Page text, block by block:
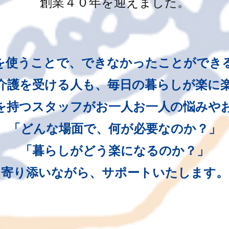
使うことで、できなかったことができ
護を受ける人も、毎日の暮らしが楽に
持つスタッフがお一人お一人の悩みや
「どんな場面で、何が必要なのか？」
「暮らしがどう楽になるのか？」
寄り添いながら、サポートいたします。